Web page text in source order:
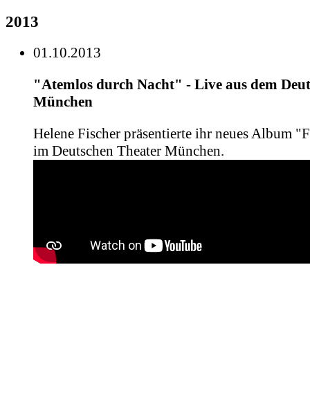
2013
01.10.2013
"Atemlos durch Nacht" - Live aus dem
München
Helene Fischer präsentierte ihr neues Album
im Deutschen Theater München.